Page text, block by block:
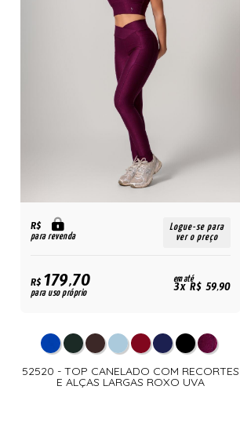
R$
para revenda
Logue-se para
ver o preço
R$179,70
para uso próprio
em até
3x R$ 59,90
52520 - TOP CANELADO COM RECORTES
E ALÇAS LARGAS ROXO UVA